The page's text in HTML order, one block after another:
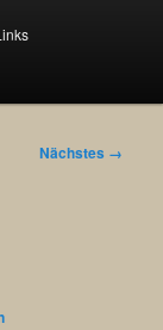
Nächstes →